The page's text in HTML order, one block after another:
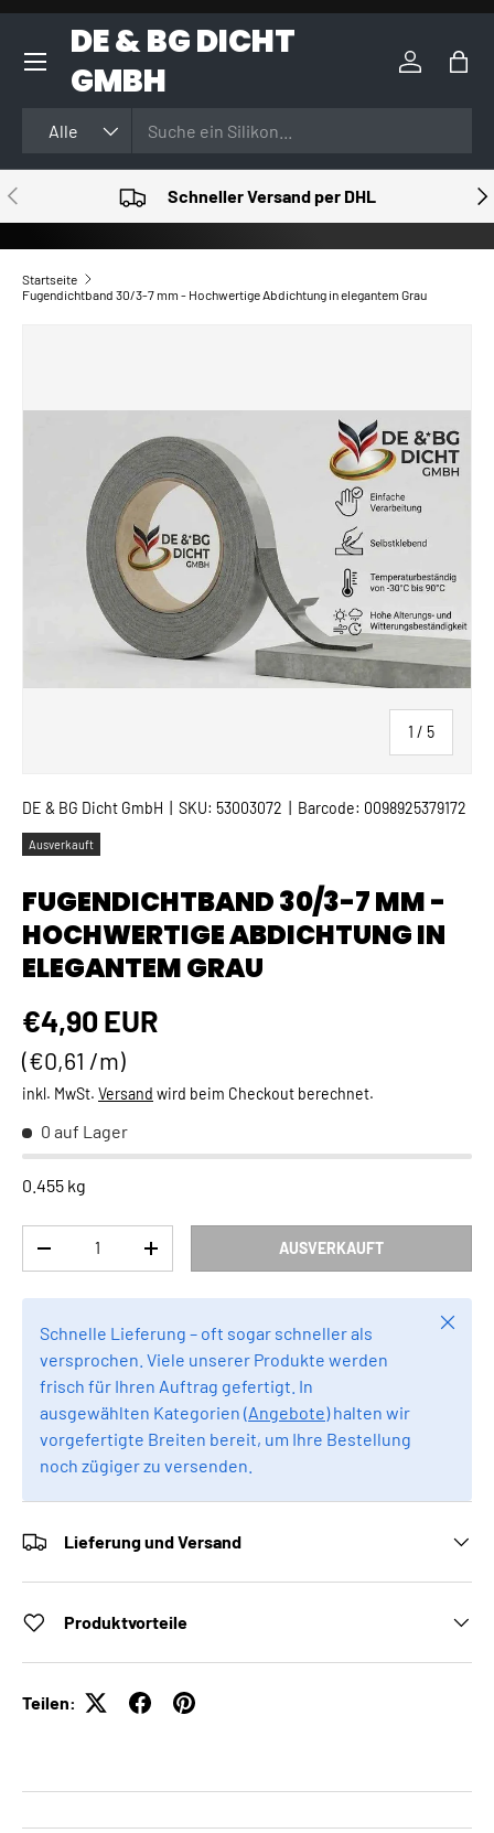
DIREKT ZUM INHALT
DE & BG DICHT
GMBH
Alle
Einloggen
VORHERIGE Schneller Versand per DHL
Startseite
Fugendichtband 30/3-7 mm - Hochwertige Abdichtung in elegantem Grau
1 / von
5
DE & BG Dicht GmbH SKU: 53003072 Barcode: 0098925379172
Ausverkauft
FUGENDICHTBAND 30/3-7 MM -
HOCHWERTIGE ABDICHTUNG IN
ELEGANTEM GRAU
Normaler Preis
€4,90 EUR
Grundpreis
€0,61 /m
inkl. MwSt. Versand wird beim Checkout berechnet.
0 auf Lager
0.455 kg
MENGE VERRINGERNMENGE ERHÖHEN AUSVERKAUFT
Schnelle Lieferung – oft sogar schneller als
versprochen. Viele unserer Produkte werden
frisch für Ihren Auftrag gefertigt. In
ausgewählten Kategorien (Angebote) halten wir
vorgefertigte Breiten bereit, um Ihre Bestellung
noch zügiger zu versenden.
Lieferung und Versand
Produktvorteile
Teilen: